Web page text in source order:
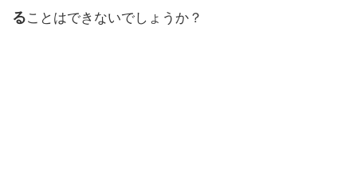
ることはできないでしょうか？